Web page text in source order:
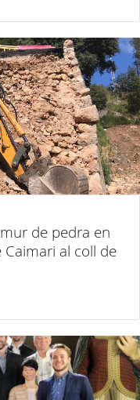
de pedra en
al coll de